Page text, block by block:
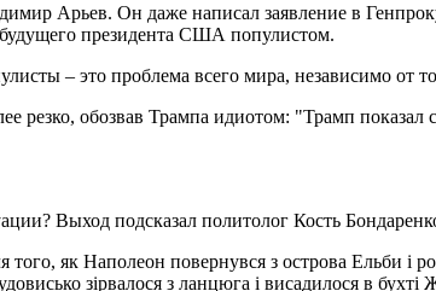
Арьев. Он даже написал заявление в
президента США популистом.
– это проблема всего мира, независимо от
резко, обозвав Трампа идиотом: "Трамп
Выход подсказал политолог Кость
як Наполеон повернувся з острова Ельби і
зірвалося з ланцюга і висадилося в